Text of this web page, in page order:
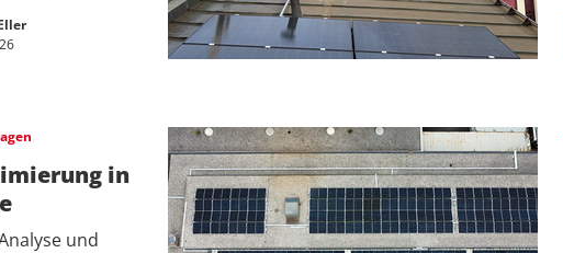
in
und